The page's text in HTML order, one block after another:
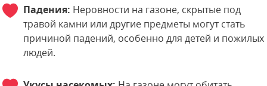
Падения: Неровности на газоне, скрытые под
травой камни или другие предметы могут стать
причиной падений, особенно для детей и пожилых
людей.